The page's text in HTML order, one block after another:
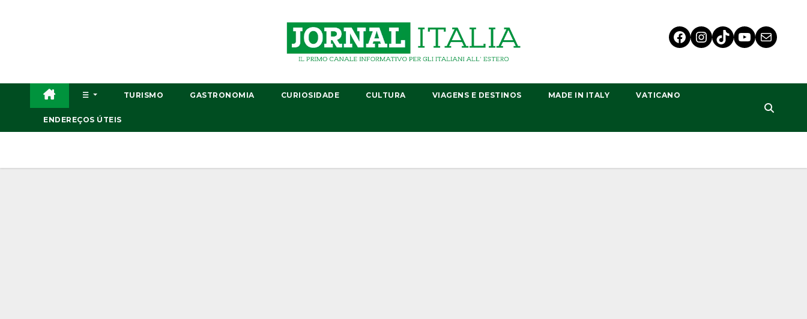
☰ TURISMO GASTRONOMIA CURIOSIDADE CULTURA VIAGENS E DESTINOS MADE IN ITALY VATICANO
ENDEREÇOS ÚTEIS